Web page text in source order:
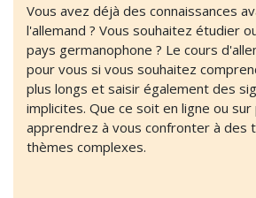
Vous avez déjà des connaissances
l'allemand ? Vous souhaitez étudier
pays germanophone ? Le cours
pour vous si vous souhaitez
plus longs et saisir également des
implicites. Que ce soit en ligne ou sur
apprendrez à vous confronter à des
thèmes complexes.